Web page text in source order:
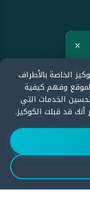
×
كلينيكس2026
الخاصة بالأطراف
وفهم كيفية
الخدمات التي
أنك قد قبلت الكوكيز.